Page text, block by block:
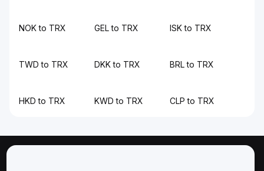
NOK to TRX GEL to TRX ISK to TRX
TWD to TRX DKK to TRX BRL to TRX
HKD to TRX KWD to TRX CLP to TRX